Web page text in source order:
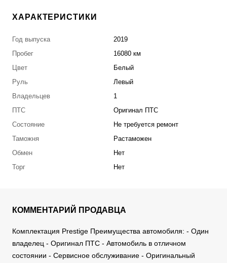
ХАРАКТЕРИСТИКИ
Год выпуска
2019
Пробег
16080 км
Цвет
Белый
Руль
Левый
Владельцев
1
ПТС
Оригинал ПТС
Состояние
Не требуется ремонт
Таможня
Растаможен
Обмен
Нет
Торг
Нет
КОММЕНТАРИЙ ПРОДАВЦА
Комплектация Prestige Преимущества автомобиля: - Один
владелец - Оригинал ПТС - Автомобиль в отличном
состоянии - Сервисное обслуживание - Оригинальный